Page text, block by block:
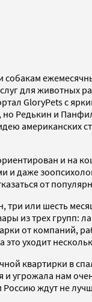
для животных
GloryPets c
Редькин и
американских
и на
даже
от
или шесть
из трех групп:
от компаний,
уходит
квартирки в
угрожала нам
Россию ждут не